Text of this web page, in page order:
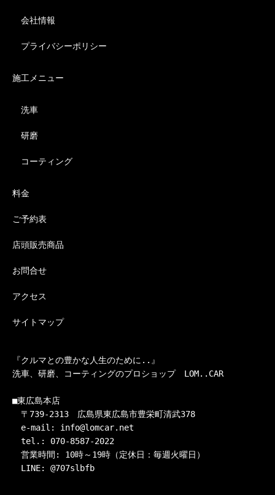
会社情報
プライバシーポリシー
施工メニュー
洗車
研磨
コーティング
料金
ご予約表
店頭販売商品
お問合せ
アクセス
サイトマップ
『クルマとの豊かな人生のために..』
洗車、研磨、コーティングのプロショップ　LOM..CAR
■東広島本店
〒739-2313　広島県東広島市豊栄町清武378
e-mail: info@lomcar.net
tel.: 070-8587-2022
営業時間: 10時～19時（定休日：毎週火曜日）
LINE: @707slbfb